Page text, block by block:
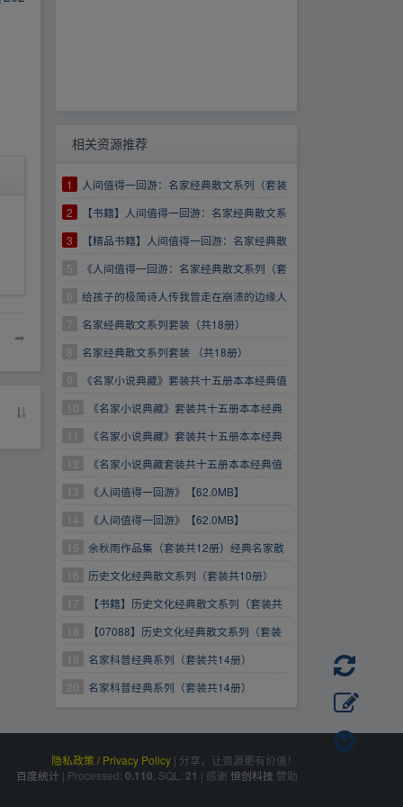
➦
相关资源推荐
1
人间值得一回游：名家经典散文系列（套装
共18册）
2
【书籍】人间值得一回游：名家经典散文系
列（套装共18册）
3
【精品书籍】人间值得一回游：名家经典散
文系列（套装共18册）
5
《人间值得一回游：名家经典散文系列（套
装共18册）》【64.0MB】
6
给孩子的极简诗人传我曾走在崩溃的边缘人
间值得一回游：名家经典散文系列
7
名家经典散文系列套装（共18册）
8
名家经典散文系列套装 （共18册）
9
《名家小说典藏》套装共十五册本本经典值
得一读
10
《名家小说典藏》套装共十五册本本经典
值得一读链接
11
《名家小说典藏》套装共十五册本本经典
值得一读[pdf]
12
《名家小说典藏套装共十五册本本经典值
得一读[pdf]》【15.3MB】
13
《人间值得一回游》【62.0MB】
14
《人间值得一回游》【62.0MB】
15
余秋雨作品集（套装共12册）经典名家散
文典藏小说文集
16
历史文化经典散文系列（套装共10册）
17
【书籍】历史文化经典散文系列（套装共
10册）
18
【07088】历史文化经典散文系列（套装
共10册）
19
名家科普经典系列（套装共14册）
20
名家科普经典系列（套装共14册）
隐私政策 / Privacy Policy | 分享，让资源更有价值！
百度统计 | Processed: 0.110 , SQL: 21 | 感谢 恒创科技 赞助